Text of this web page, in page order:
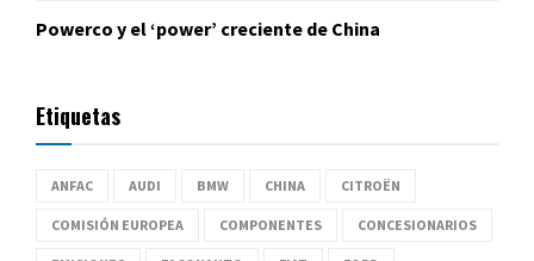
Powerco y el ‘power’ creciente de China
Etiquetas
ANFAC AUDI BMW CHINA CITROËN
COMISIÓN EUROPEA COMPONENTES CONCESIONARIOS